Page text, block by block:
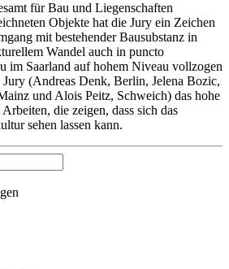
für Bau und Liegenschaften
Objekte hat die Jury ein Zeichen
mit bestehender Bausubstanz in
Wandel auch in puncto
im Saarland auf hohem Niveau vollzogen
(Andreas Denk, Berlin, Jelena Bozic,
und Alois Peitz, Schweich) das hohe
die zeigen, dass sich das
sehen lassen kann.